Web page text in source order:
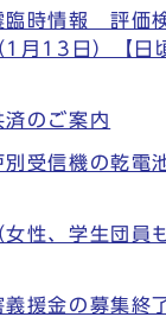
臨時情報 評価
1月13日）【日
済のご案内
別受信機の乾電
性、学生団員
援金の募集終